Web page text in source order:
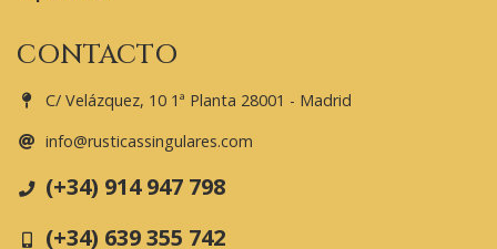
CONTACTO
C/ Velázquez, 10 1ª Planta 28001 - Madrid
info@rusticassingulares.com
(+34) 914 947 798
(+34) 639 355 742